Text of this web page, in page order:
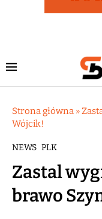
Strona główna »
Wójcik!
NEWS PLK
Zastal
brawo